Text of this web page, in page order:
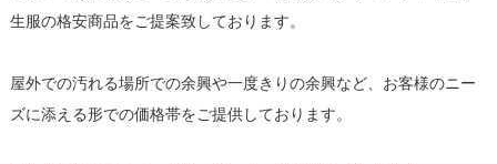
生服の格安商品をご提案致しております。
屋外での汚れる場所での余興や一度きりの余興など、お客様のニー
ズに添える形での価格帯をご提供しております。